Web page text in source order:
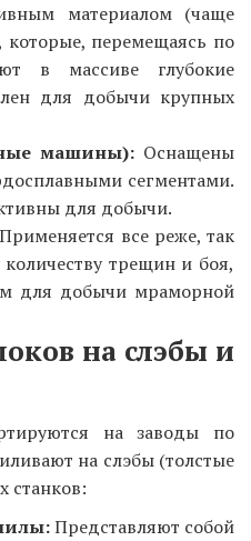
материалом (чаще
которые, перемещаясь по
в массиве глубокие
для добычи крупных
машины):Оснащены
сегментами.
для добычи.
Применяется все реже, так
трещин и боя,
для добычи мраморной
на слэбы и
на заводы по
на слэбы (толстые
Представляют собой